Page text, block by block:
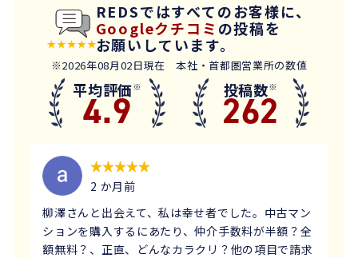
REDSではすべてのお客様に、
Googleクチコミ の投稿を
お願いしています。
※2026年08月02日現在 本社・首都圏営業所の数値
平均評価※
4.9 投稿数※
262
2 か月前
柳澤さんと出会えて、私は幸せ者でした。中古マン
ションを購入するにあたり、仲介手数料が半額？全
額無料？、正直、どんなカラクリ？他の項目で請求